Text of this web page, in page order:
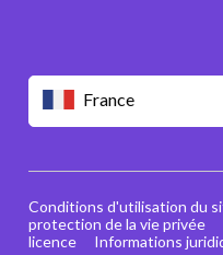
France
Conditions d'utilisation du
protection de la vie privée
licence
Informations